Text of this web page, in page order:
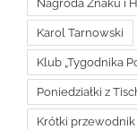
Nagroda Znaku i
Karol Tarnowski
Klub „Tygodnika
Poniedziałki z
Krótki przewodnik